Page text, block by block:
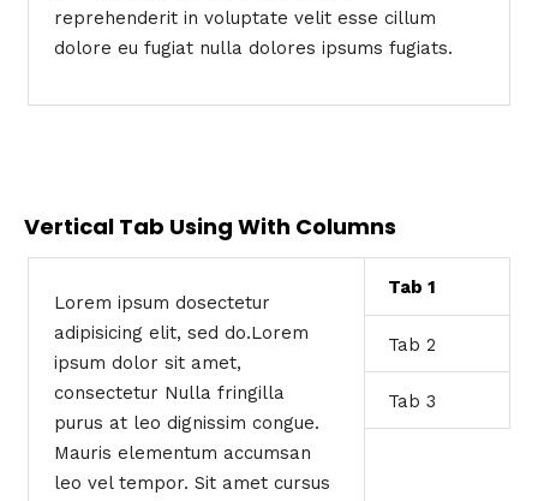
reprehenderit in voluptate velit esse cillum
dolore eu fugiat nulla dolores ipsums fugiats.
Vertical Tab Using With Columns
Tab 1
Tab 2
Tab 3
Lorem ipsum dosectetur
adipisicing elit, sed do.Lorem
ipsum dolor sit amet,
consectetur Nulla fringilla
purus at leo dignissim congue.
Mauris elementum accumsan
leo vel tempor. Sit amet cursus